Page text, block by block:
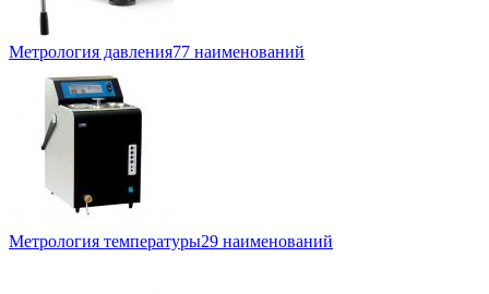
Метрология давления77 наименований
Метрология температуры29 наименований